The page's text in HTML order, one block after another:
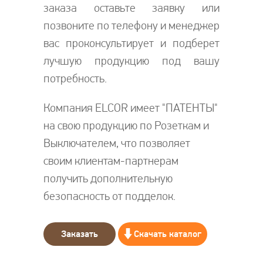
заказа оставьте заявку или
позвоните по телефону и менеджер
вас проконсультирует и подберет
лучшую продукцию под вашу
потребность.
Компания ELCOR имеет "ПАТЕНТЫ"
на свою продукцию по Розеткам и
Выключателем, что позволяет
своим клиентам-партнерам
получить дополнительную
безопасность от подделок.
Заказать Скачать каталог